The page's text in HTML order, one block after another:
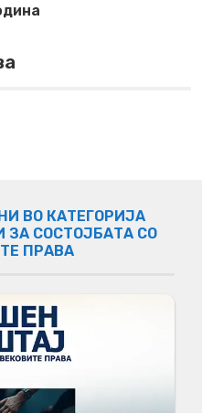
ВО КАТЕГОРИЈА
СОСТОЈБАТА СО
ПРАВА